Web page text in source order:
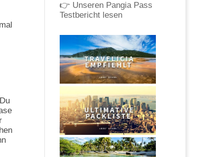
👉 Unseren Pangia Pass
Testbericht lesen